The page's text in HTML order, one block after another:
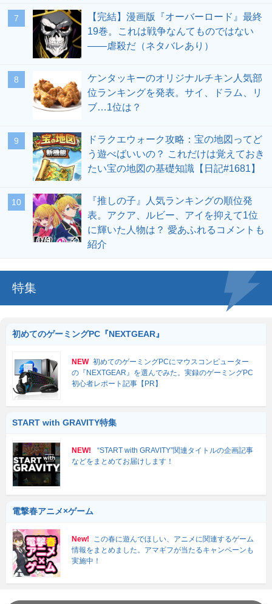
【完結】漫画版『オーバーロード』最終
19巻。これは戦争なんてものではない
――虐殺だ（ネタバレあり）
ケンタッキーのオリジナルチキン人気部
位ランキングを発表。サイ、ドラム、リ
ブ…1位は？
ドラクエウォーク攻略：宝の地図ってど
う遊べばいいの？ これだけは覚えておき
たい宝の地図の基礎知識【日記#1681】
『推しの子』人気ランキングの順位発
表。アクア、ルビー、アイを抑えて1位
に輝いた人物は？ 愛あふれるコメントも
紹介
特集
初めてのゲーミングPC『NEXTGEAR』
NEW 初めてのゲーミングPCにマウスコンピューター
の『NEXTGEAR』を選んでみた。実録のゲーミングPC
初心者レポート記事【PR】
START with GRAVITY特集
NEW!
“START with GRAVITY”関連タイトルの企画記事
などをまとめてお届けします！
電撃春アニメ×ゲーム
New!
この春に遊んでほしい、アニメに関連するゲーム
情報をまとめました。アマギフが当たるキャンペーンも
実施中！